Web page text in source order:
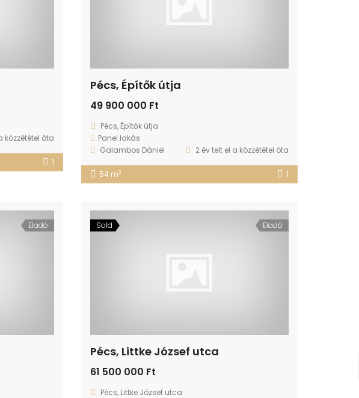
közzététel óta
1
Pécs, Építők útja
49 900 000 Ft
Pécs, Építők útja
Panel lakás
Galambos Dániel
2 év telt el a közzététel óta
54 m2 1
Eladó Sold Eladó
Pécs, Littke József utca
61 500 000 Ft
Pécs, Littke József utca